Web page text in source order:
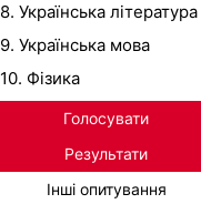
8. Українська література
9. Українська мова
10. Фізика
Голосувати
Результати
Інші опитування